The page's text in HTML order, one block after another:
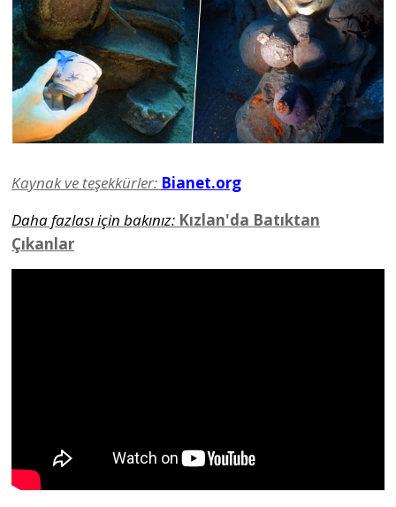
Kaynak ve teşekkürler: Bianet.org
Daha fazlası için bakınız: Kızlan'da Batıktan
Çıkanlar